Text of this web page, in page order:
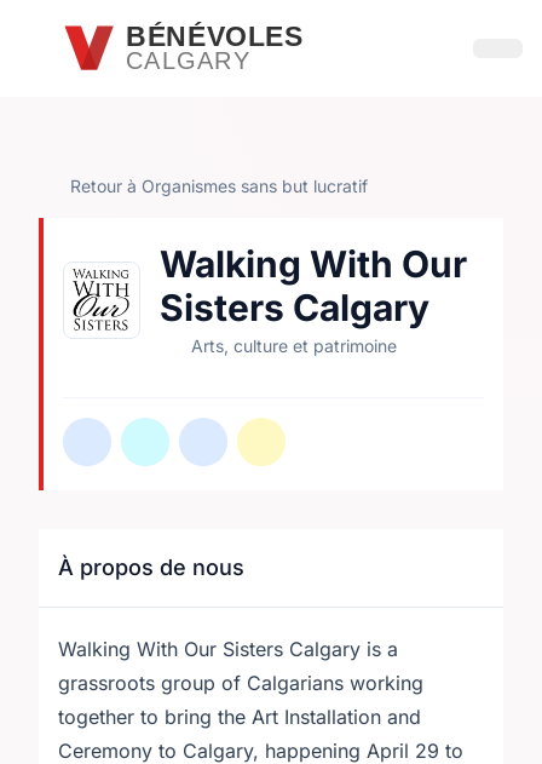
Passer au contenu principal
BÉNÉVOLES
CALGARY
Retour à Organismes sans but lucratif
Walking With Our
Sisters Calgary
Arts, culture et patrimoine
À propos de nous
Walking With Our Sisters Calgary is a
grassroots group of Calgarians working
together to bring the Art Installation and
Ceremony to Calgary, happening April 29 to